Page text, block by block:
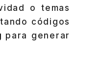
o temas
códigos
para generar